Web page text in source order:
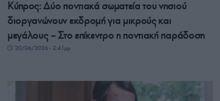
Κύπρος: Δύο ποντιακά σωματεία του νησιού
διοργανώνουν εκδρομή για μικρούς και
μεγάλους – Στο επίκεντρο η ποντιακή παράδοση
20/06/2026 - 2:41μμ